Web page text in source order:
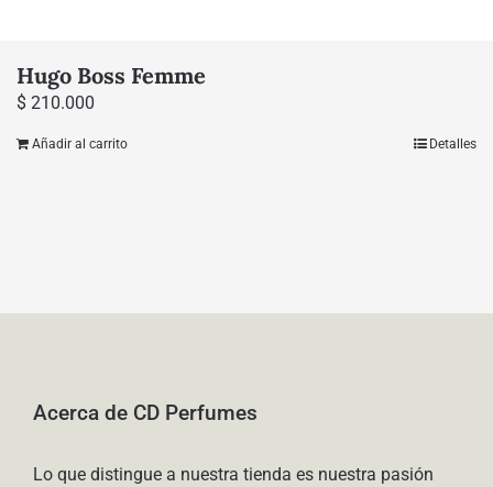
Hugo Boss Femme
$ 210.000
Añadir al carrito Detalles
Acerca de CD Perfumes
Lo que distingue a nuestra tienda es nuestra pasión